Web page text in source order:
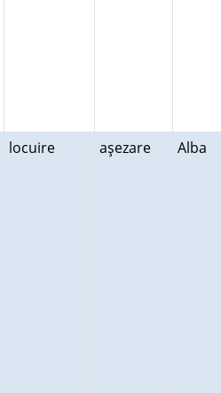
locuire aşezare Alba